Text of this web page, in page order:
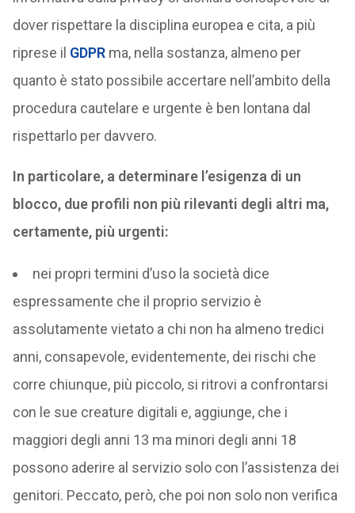
dover rispettare la disciplina europea e cita, a più
riprese il GDPR ma, nella sostanza, almeno per
quanto è stato possibile accertare nell’ambito della
procedura cautelare e urgente è ben lontana dal
rispettarlo per davvero.
In particolare, a determinare l’esigenza di un
blocco, due profili non più rilevanti degli altri ma,
certamente, più urgenti:
nei propri termini d’uso la società dice
espressamente che il proprio servizio è
assolutamente vietato a chi non ha almeno tredici
anni, consapevole, evidentemente, dei rischi che
corre chiunque, più piccolo, si ritrovi a confrontarsi
con le sue creature digitali e, aggiunge, che i
maggiori degli anni 13 ma minori degli anni 18
possono aderire al servizio solo con l’assistenza dei
genitori. Peccato, però, che poi non solo non verifica